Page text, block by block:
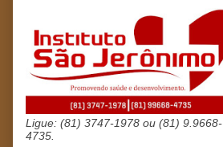
Ligue: (81) 3747-1978 ou (81) 9.9668-
4735.